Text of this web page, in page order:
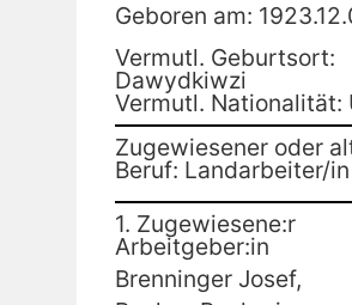
Geboren am:
Vermutl. Geburtsort:
Dawydkiwzi
Vermutl. Nationalität:
Zugewiesener oder
Beruf: Landarbeiter/in
1. Zugewiesene:r
Arbeitgeber:in
Brenninger Josef,